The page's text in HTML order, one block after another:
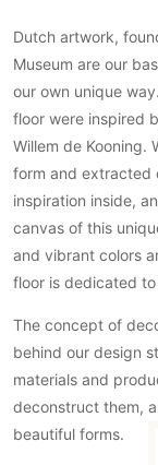
Keukenapparatuur
Keukenbladen
Keukenaccessoires
Keukenkranen
Ramen en deuren
Binnendeuren
Stalen deuren
Systeemwanden
Raambeslag
Gevel
Gevelbekleding
Gevelstenen
Houten
Stucwerk
Schilderwerk buiten
buitenvloeren
Vlonders
Zonwering
Zonwering buiten
Tuin
Villa
Zwembad
Zakelijk
Horeca
Kantoor
Dutch artwork,
Museum are our
our own unique
floor were inspired
Willem de Kooning.
form and extracted
inspiration inside,
canvas of this
and vibrant colors
floor is dedicated
The concept of
behind our design
materials and
deconstruct them,
beautiful forms.